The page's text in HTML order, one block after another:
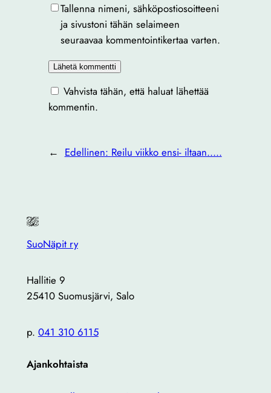
Tallenna nimeni, sähköpostiosoitteeni
ja sivustoni tähän selaimeen
seuraavaa kommentointikertaa varten.
Vahvista tähän, että haluat lähettää
kommentin.
← Edellinen: Reilu viikko ensi- iltaan…..
SuoNäpit ry
Hallitie 9
25410 Suomusjärvi, Salo
p. 041 310 6115
Ajankohtaista